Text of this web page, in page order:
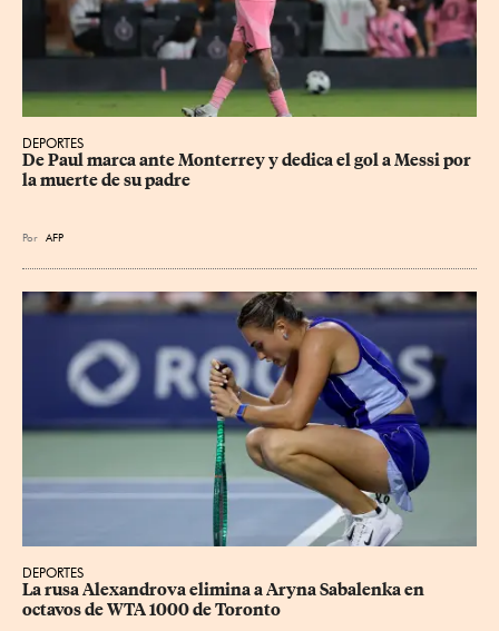
DEPORTES
De Paul marca ante Monterrey y dedica el gol a Messi por
la muerte de su padre
Por AFP
DEPORTES
La rusa Alexandrova elimina a Aryna Sabalenka en
octavos de WTA 1000 de Toronto